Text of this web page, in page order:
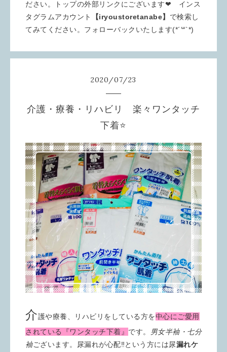
ださい。トップの外部リンクにございます❤︎ インス
タグラムアカウント
【iryoustoretanabe】 で検索し
てみてください。フォローバックいたします(*´꒳`*)
2020/07/23
介護・療養・リハビリ 楽々ワンタッチ
下着⭐️
介護や療養、リハビリをしている方を中心にご愛用
されている『ワンタッチ下着』 です。
男女半袖・七分
袖ございます。尿漏れが心配‼︎という方には尿漏れケ